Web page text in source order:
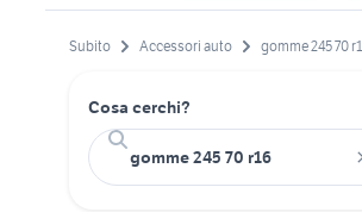
Subito Accessori auto gomme 245 70
Cosa cerchi?